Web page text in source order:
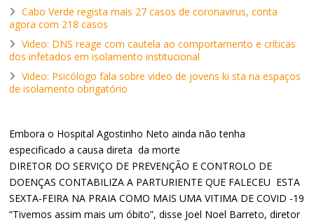
Cabo Verde regista mais 27 casos de coronavirus, conta
agora com 218 casos
Video: DNS reage com cautela ao comportamento e críticas
dos infetados em isolamento institucional
Video: Psicólogo fala sobre video de jovens ki sta na espaços
de isolamento obrigatório
Embora o Hospital Agostinho Neto ainda não tenha
especificado a causa direta da morte
DIRETOR DO SERVIÇO DE PREVENÇÃO E CONTROLO DE
DOENÇAS CONTABILIZA A PARTURIENTE QUE FALECEU ESTA
SEXTA-FEIRA NA PRAIA COMO MAIS UMA VITIMA DE COVID -19
“Tivemos assim mais um óbito”, disse Joel Noel Barreto, diretor